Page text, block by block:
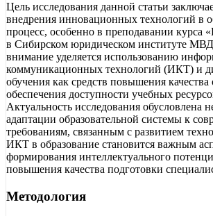
Цель исследования данной статьи
внедрения инновационных технологий в
процесс, особенно в преподавании курса
в Сибирском юридическом институте
внимание уделяется использованию
коммуникационных технологий (ИКТ) и
обучения как средств повышения качества
обеспечения доступности учебных
Актуальность исследования обусловлена
адаптации образовательной системы к
требованиям, связанным с развитием
ИКТ в образование становится важным
формирования интеллектуального
повышения качества подготовки
Методология